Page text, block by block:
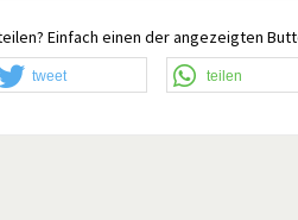
Einfach einen der angezeigten
tweet teilen